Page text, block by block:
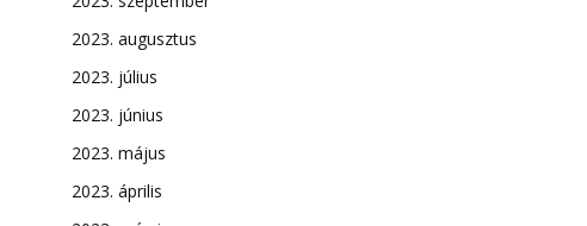
2023. augusztus
2023. július
2023. június
2023. május
2023. április